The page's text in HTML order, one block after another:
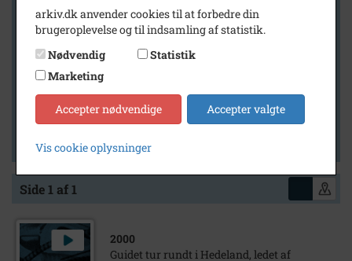
Generelt
Vis kun med billeder
Vis kun med filmklip
Vis kun med lydklip
Vis kun med kilder
Vis kun med geo-tag
Side 1 af 1
2000
Guidet tur rundt i Hedeland, ledet af
arkiv.dk anvender cookies til at forbedre din
brugeroplevelse og til indsamling af statistik.
Nødvendig
Statistik
Marketing
Accepter nødvendige Accepter valgte
Vis cookie oplysninger